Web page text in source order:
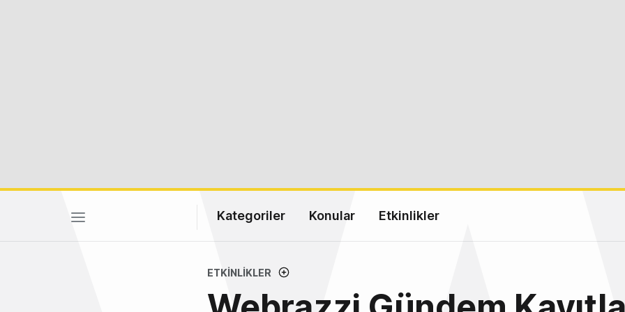
Kategoriler Konular Etkinlikler
ETKINLIKLER